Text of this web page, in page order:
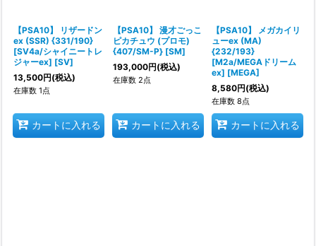
【PSA10】 リザードン
ex (SSR) {331/190}
[SV4a/シャイニートレ
ジャーex] [SV]
13,500円(税込)
在庫数 1点
カートに入れる
【PSA10】 漫才ごっこ
ピカチュウ (プロモ)
{407/SM-P} [SM]
193,000円(税込)
在庫数 2点
カートに入れる
【PSA10】 メガカイリ
ューex (MA)
{232/193}
[M2a/MEGAドリーム
ex] [MEGA]
8,580円(税込)
在庫数 8点
カートに入れる